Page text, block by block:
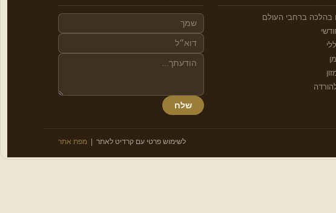
בהלכה ברחבי העולם
שלח
לשימוש פרטי עם קרדיט לאתר | מפת אתר